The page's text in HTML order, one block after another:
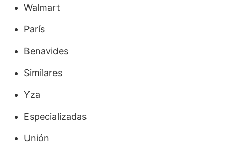
Walmart
París
Benavides
Similares
Yza
Especializadas
Unión